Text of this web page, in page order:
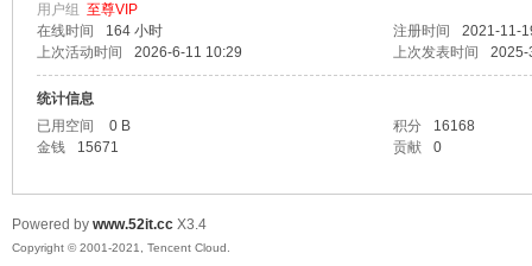
用户组 至尊VIP
在线时间
164 小时 注册时间
2021-11-
上次活动时间
2026-6-11 10:29 上次发表时间 2025-
统计信息
已用空间
0 B 积分
16168
金钱
15671 贡献 0
Powered by www.52it.cc X3.4
Copyright © 2001-2021, Tencent Cloud.